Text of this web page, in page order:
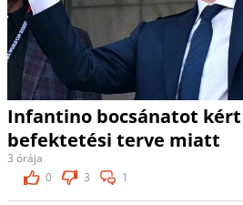
Infantino bocsánatot
befektetési terve miatt
3 órája
0
3 1